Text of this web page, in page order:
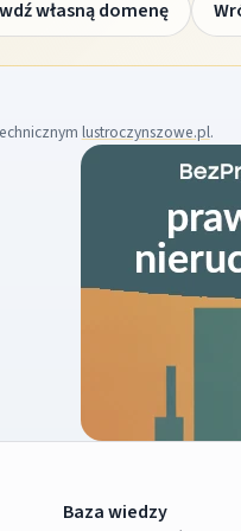
własną domenę
lustroczynszowe.pl.
Baza wiedzy